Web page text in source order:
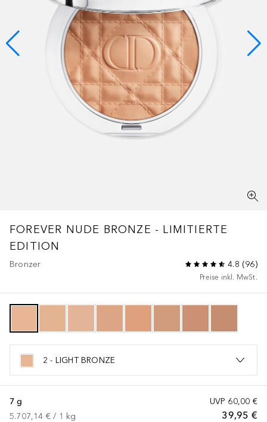
FOREVER NUDE BRONZE - LIMITIERTE
EDITION
Bronzer 4.8 (96)
Preise inkl. MwSt.
2 - LIGHT BRONZE
UVP 60,00 €
39,95 €
7 g
5.707,14 € / 1 kg